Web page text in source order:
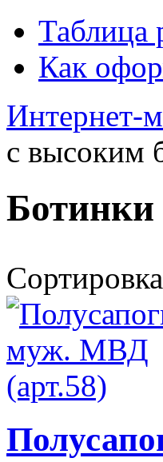
Таблица
Как
Интернет-
с высоким
Ботинки